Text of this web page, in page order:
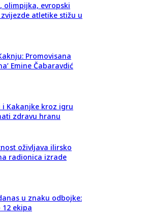
olimpijka, evropski
atletike stižu u
Promovisana
Emine Čabaravdić
Kakanjke kroz igru
zdravu hranu
oživljava ilirsko
radionica izrade
u znaku odbojke:
12 ekipa